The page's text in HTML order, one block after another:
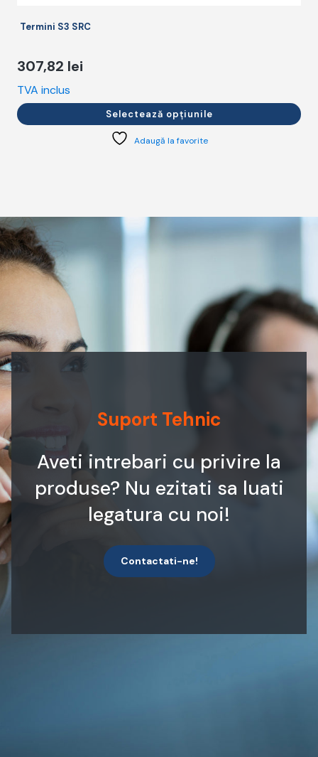
Termini S3 SRC
307,82 lei
TVA inclus
Selectează opțiunile
Adaugă la favorite
Suport Tehnic
Aveti intrebari cu privire la
produse? Nu ezitati sa luati
legatura cu noi!
Contactati-ne!